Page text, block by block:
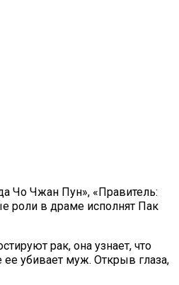
Чо Чжан Пун», «Правитель:
роли в драме исполнят Пак
рак, она узнает, что
ее убивает муж. Открыв глаза,